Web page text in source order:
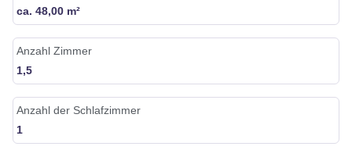
ca. 48,00 m²
Anzahl Zimmer
1,5
Anzahl der Schlafzimmer
1